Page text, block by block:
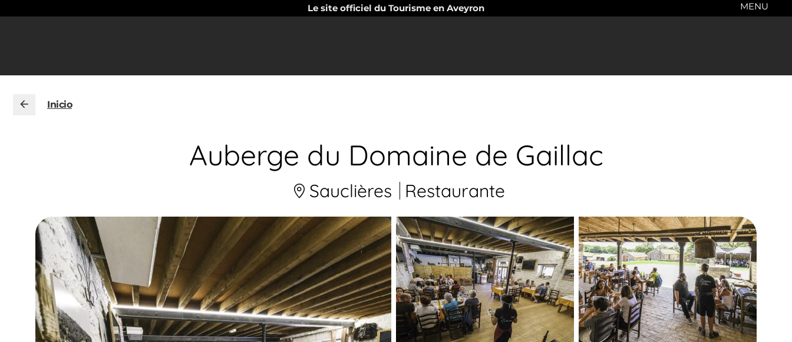
Le site officiel du Tourisme en Aveyron MENU
Inicio
Auberge du Domaine de Gaillac
Sauclières Restaurante